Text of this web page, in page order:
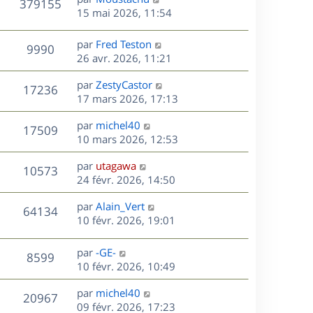
s
a
g
e
m
s
a
e
e
s
i
e
r
m
e
s
a
e
379155
u
e
n
i
e
r
m
e
s
s
a
g
e
15 mai 2026, 11:54
9990V
u
e
s
D
e
r
n
i
e
r
m
e
s
s
a
g
e
par Fred Teston
26 avr. 2026, 11:21
17236V
u
s
D
e
r
n
i
e
r
m
e
s
s
a
g
e
par ZestyCastor
17 mars 2026, 17:13
17509V
u
e
D
e
r
n
i
e
r
m
e
s
s
a
g
e
par michel40
10 mars 2026, 12:53
10573V
u
D
e
r
n
i
e
r
m
e
s
s
par utagawa
24 févr. 2026, 14:50
64134V
u
D
e
n
i
e
r
m
par Alain_Vert
10 févr. 2026, 19:01
8599V
u
e
D
e
r
n
i
par -GE-
10 févr. 2026, 10:49
20967V
D
e
par michel40
09 févr. 2026, 17:23